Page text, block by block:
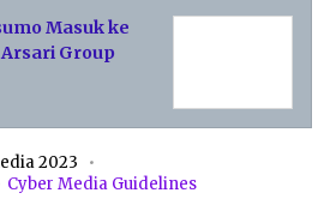
Masuk ke
Group
2023
Cyber Media Guidelines